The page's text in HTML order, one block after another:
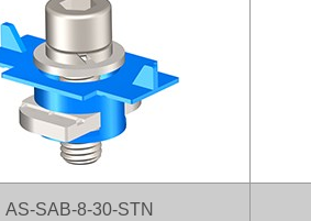
AS-SAB-8-30-STN